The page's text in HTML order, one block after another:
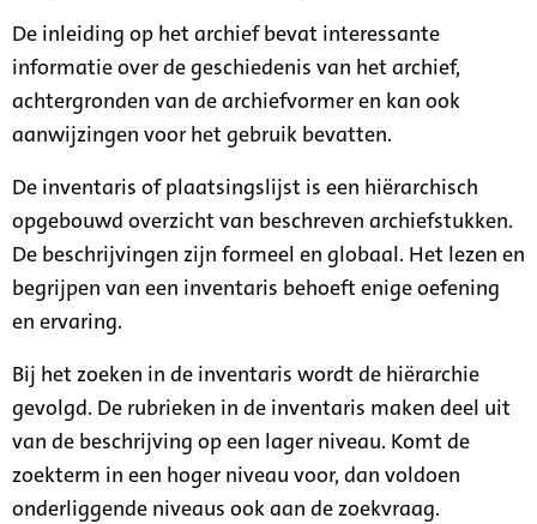
De inleiding op het archief bevat interessante
informatie over de geschiedenis van het archief,
achtergronden van de archiefvormer en kan ook
aanwijzingen voor het gebruik bevatten.
De inventaris of plaatsingslijst is een hiërarchisch
opgebouwd overzicht van beschreven archiefstukken.
De beschrijvingen zijn formeel en globaal. Het lezen en
begrijpen van een inventaris behoeft enige oefening
en ervaring.
Bij het zoeken in de inventaris wordt de hiërarchie
gevolgd. De rubrieken in de inventaris maken deel uit
van de beschrijving op een lager niveau. Komt de
zoekterm in een hoger niveau voor, dan voldoen
onderliggende niveaus ook aan de zoekvraag.